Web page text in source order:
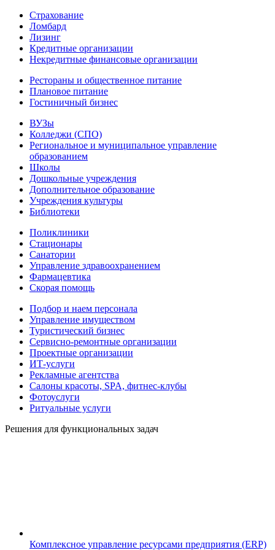
Страхование
Ломбард
Лизинг
Кредитные организации
Некредитные финансовые организации
Рестораны и общественное питание
Плановое питание
Гостиничный бизнес
ВУЗы
Колледжи (СПО)
Региональное и муниципальное управление
образованием
Школы
Дошкольные учреждения
Дополнительное образование
Учреждения культуры
Библиотеки
Поликлиники
Стационары
Санатории
Управление здравоохранением
Фармацевтика
Скорая помощь
Подбор и наем персонала
Управление имуществом
Туристический бизнес
Сервисно-ремонтные организации
Проектные организации
ИТ-услуги
Рекламные агентства
Салоны красоты, SPA, фитнес-клубы
Фотоуслуги
Ритуальные услуги
Решения для функциональных задач
Комплексное управление ресурсами предприятия (ERP)